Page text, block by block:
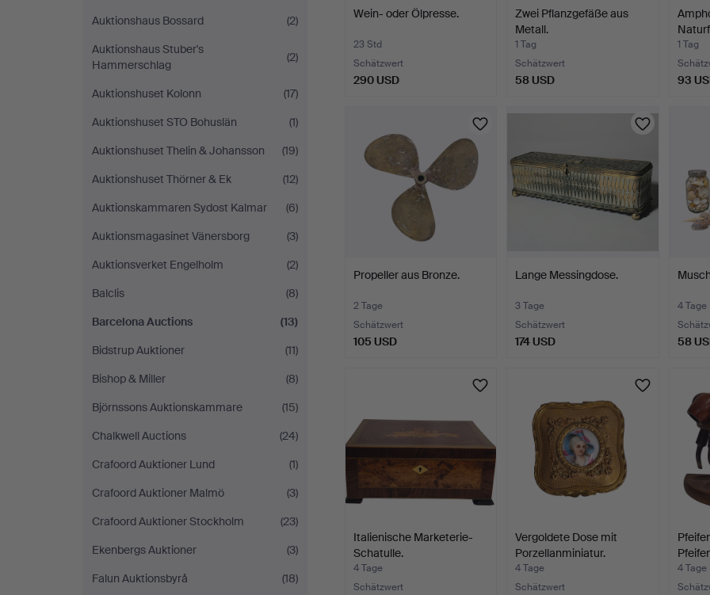
Auktionshaus Bossard
(2)
Auktionshaus Stuber's
Hammerschlag
(2)
Auktionshuset Kolonn
(17)
Auktionshuset STO Bohuslän
(1)
Auktionshuset Thelin & Johansson
(19)
Auktionshuset Thörner & Ek
(12)
Auktionskammaren Sydost Kalmar
(6)
Auktionsmagasinet Vänersborg
(3)
Auktionsverket Engelholm
(2)
Balclis
(8)
Barcelona Auctions
(13)
Bidstrup Auktioner
(11)
Bishop & Miller
(8)
Björnssons Auktionskammare
(15)
Chalkwell Auctions
(24)
Crafoord Auktioner Lund
(1)
Crafoord Auktioner Malmö
(3)
Crafoord Auktioner Stockholm
(23)
Ekenbergs Auktioner
(3)
Falun Auktionsbyrå
(18)
Wein- oder Ölpresse.
23 Std
Schätzwert
290 USD
Zwei Pflanzgefäße aus
Metall.
1 Tag
Schätzwert
58 USD
1 Tag
93
Propeller aus Bronze.
2 Tage
Schätzwert
105 USD
Lange Messingdose.
3 Tage
Schätzwert
174 USD
4 Tage
58
Italienische Marketerie-
Schatulle.
4 Tage
Schätzwert
Vergoldete Dose mit
Porzellanminiatur.
4 Tage
Schätzwert
4 Tage